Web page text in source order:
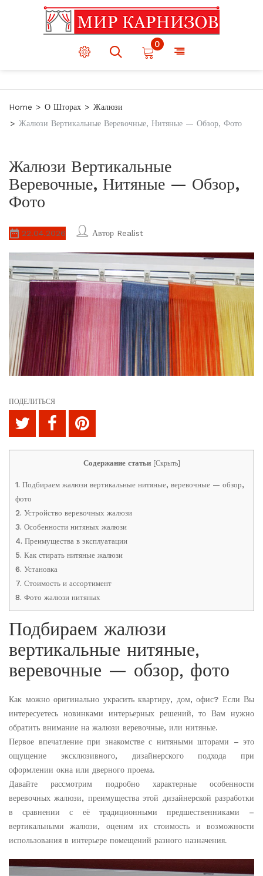
0
Home О Шторах
Жалюзи
Жалюзи Вертикальные Веревочные, Нитяные — Обзор, Фото
Жалюзи Вертикальные
Веревочные, Нитяные — Обзор,
Фото
22.04.2026 Автор Realist
ПОДЕЛИТЬСЯ
Содержание статьи [Скрыть]
1. Подбираем жалюзи вертикальные нитяные, веревочные — обзор,
фото
2. Устройство веревочных жалюзи
3. Особенности нитяных жалюзи
4. Преимущества в эксплуатации
5. Как стирать нитяные жалюзи
6. Установка
7. Стоимость и ассортимент
8. Фото жалюзи нитяных
Подбираем жалюзи
вертикальные нитяные,
веревочные — обзор, фото
Как можно оригинально украсить квартиру, дом, офис? Если Вы
интересуетесь новинками интерьерных решений, то Вам нужно
обратить внимание на жалюзи веревочные, или нитяные.
Первое впечатление при знакомстве с нитяными шторами – это
ощущение эксклюзивного, дизайнерского подхода при
оформлении окна или дверного проема.
Давайте рассмотрим подробно характерные особенности
веревочных жалюзи, преимущества этой дизайнерской разработки
в сравнении с её традиционными предшественниками –
вертикальными жалюзи, оценим их стоимость и возможности
использования в интерьере помещений разного назначения.